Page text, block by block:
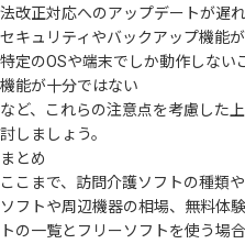
法改正対応へのアップデートが遅
セキュリティやバックアップ機能
特定のOSや端末でしか動作しない
機能が十分ではない
など、これらの注意点を考慮した
討しましょう。
まとめ
ここまで、訪問介護ソフトの種類
ソフトや周辺機器の相場、無料体
トの一覧とフリーソフトを使う場